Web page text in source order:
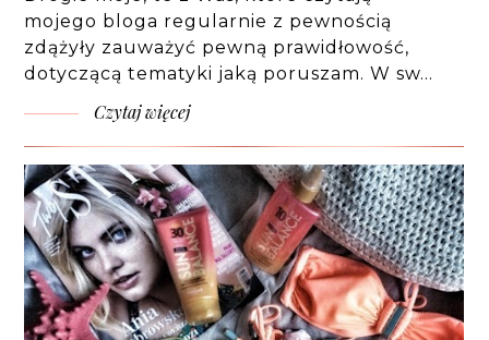
mojego bloga regularnie z pewnością
zdążyły zauważyć pewną prawidłowość,
dotyczącą tematyki jaką poruszam. W sw…
Czytaj więcej